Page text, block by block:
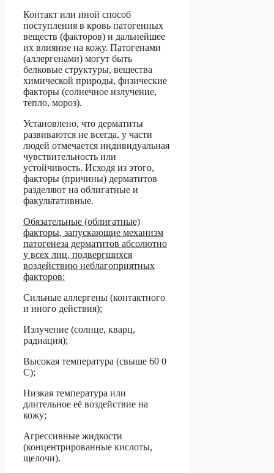
Контакт или иной способ
поступления в кровь патогенных
веществ (факторов) и дальнейшее
их влияние на кожу. Патогенами
(аллергенами) могут быть
белковые структуры, вещества
химической природы, физические
факторы (солнечное излучение,
тепло, мороз).
Установлено, что дерматиты
развиваются не всегда, у части
людей отмечается индивидуальная
чувствительность или
устойчивость. Исходя из этого,
факторы (причины) дерматитов
разделяют на облигатные и
факультативные.
Обязательные (облигатные)
факторы, запускающие механизм
патогенеза дерматитов абсолютно
у всех лиц, подвергшихся
воздействию неблагоприятных
факторов:
Сильные аллергены (контактного
и иного действия);
Излучение (солнце, кварц,
радиация);
Высокая температура (свыше 60 0
С);
Низкая температура или
длительное её воздействие на
кожу;
Агрессивные жидкости
(концентрированные кислоты,
щелочи).